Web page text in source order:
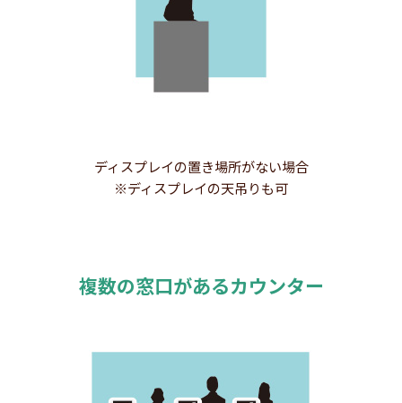
ディスプレイの置き場所がない場合
※ディスプレイの天吊りも可
複数の窓口があるカウンター